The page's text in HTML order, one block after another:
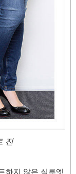
진
하지 않은 실루엣